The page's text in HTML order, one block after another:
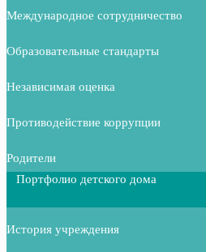
Международное сотрудничество
Образовательные стандарты
Независимая оценка
Противодействие коррупции
Родители
Портфолио детского дома
История учреждения